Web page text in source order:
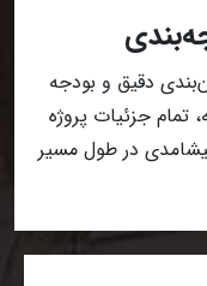
دقیق و بودجه
جزئیات پروژه
در طول مسیر